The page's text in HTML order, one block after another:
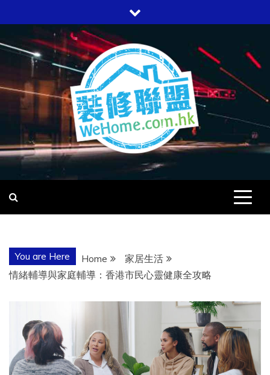
to
content
WEHOME
愛回家
You are Here Home
家居生活
情緒輔導與家庭輔導：香港市民心靈健康全攻略